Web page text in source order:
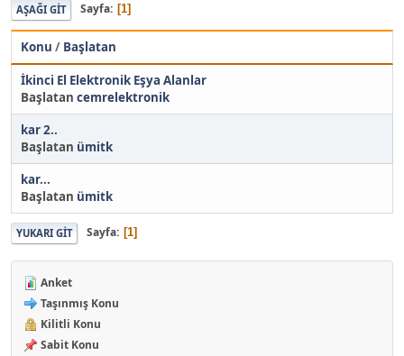
AŞAĞI GIT Sayfa 1
Konu / Başlatan
İkinci El Elektronik Eşya Alanlar
Başlatan cemrelektronik
kar 2..
Başlatan ümitk
kar...
Başlatan ümitk
YUKARI GIT Sayfa 1
Anket
Taşınmış Konu
Kilitli Konu
Sabit Konu